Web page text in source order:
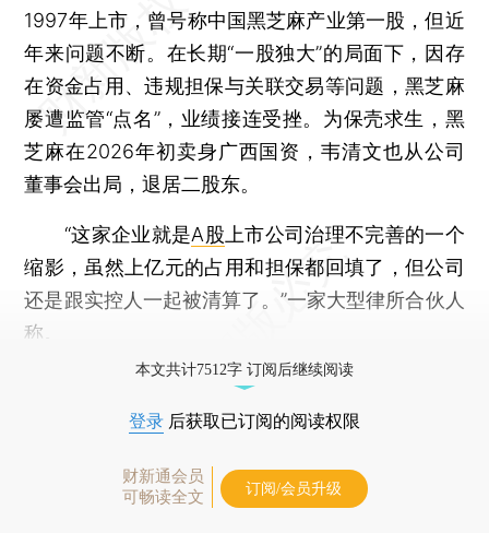
1997年上市，曾号称中国黑芝麻产业第一股，但近
年来问题不断。在长期“一股独大”的局面下，因存
在资金占用、违规担保与关联交易等问题，黑芝麻
屡遭监管“点名”，业绩接连受挫。为保壳求生，黑
芝麻在2026年初卖身广西国资，韦清文也从公司
董事会出局，退居二股东。
“这家企业就是A股 上市公司治理不完善的一个
缩影，虽然上亿元的占用和担保都回填了，但公司
还是跟实控人一起被清算了。”一家大型律所合伙人
称。
本文共计7512字 订阅后继续阅读
登录 后获取已订阅的阅读权限
财新通会员
可畅读全文
订阅/会员升级